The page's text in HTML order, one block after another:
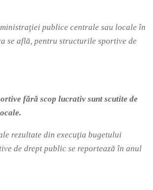
publice centrale sau locale în
se află, pentru structurile sportive de
fără scop lucrativ sunt scutite de
rezultate din execuţia bugetului
de drept public se reportează în anul